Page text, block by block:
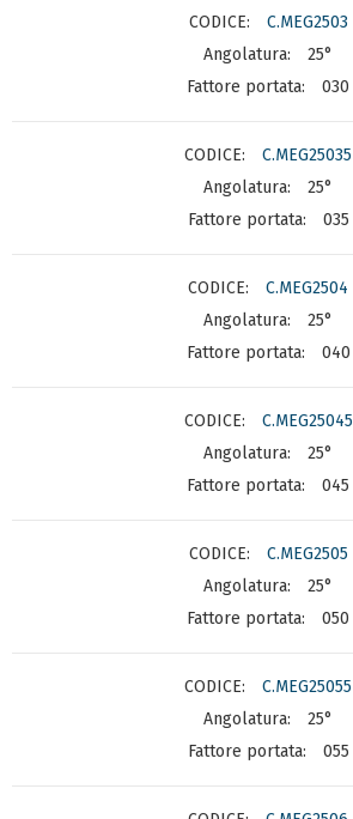
C.MEG2503
25°
030
C.MEG25035
25°
035
C.MEG2504
25°
040
C.MEG25045
25°
045
C.MEG2505
25°
050
C.MEG25055
25°
055